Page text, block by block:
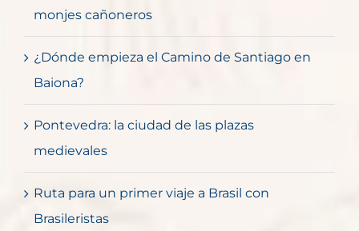
monjes cañoneros
¿Dónde empieza el Camino de Santiago en
Baiona?
Pontevedra: la ciudad de las plazas
medievales
Ruta para un primer viaje a Brasil con
Brasileristas